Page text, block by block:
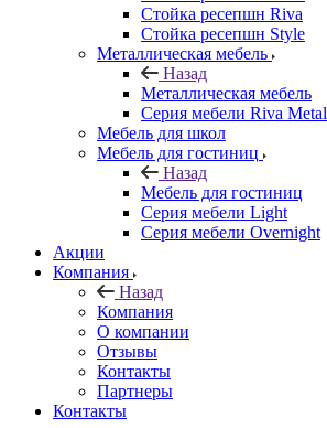
Стойка ресепшн Riva
Стойка ресепшн Style
Металлическая мебель
Назад
Металлическая мебель
Серия мебели Riva Metal
Мебель для школ
Мебель для гостиниц
Назад
Мебель для гостиниц
Серия мебели Light
Серия мебели Overnight
Акции
Компания
Назад
Компания
О компании
Отзывы
Контакты
Партнеры
Контакты